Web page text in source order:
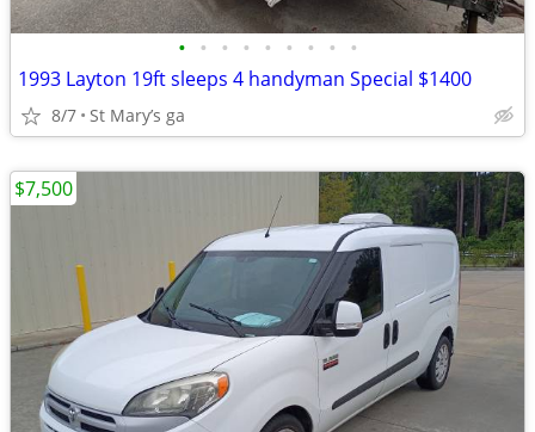
• • • • • • • • •
1993 Layton 19ft sleeps 4 handyman Special $1400
8/7 St Mary’s ga
$7,500